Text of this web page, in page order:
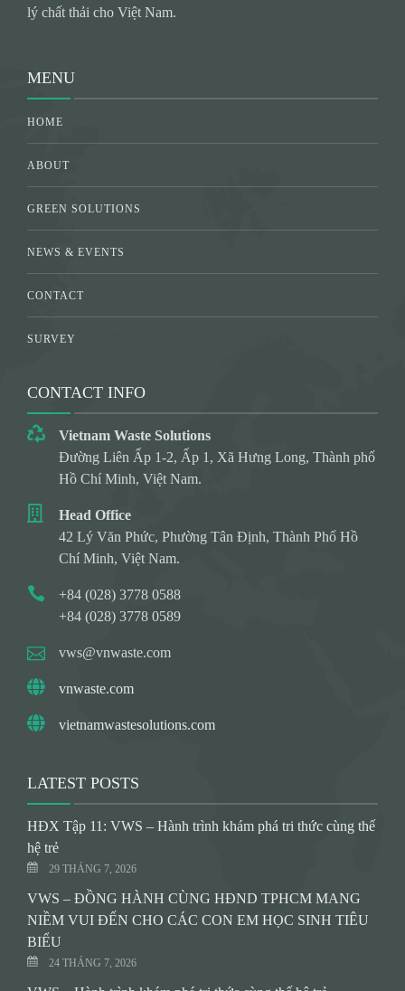
lý chất thải cho Việt Nam.
MENU
HOME
ABOUT
GREEN SOLUTIONS
NEWS & EVENTS
CONTACT
SURVEY
CONTACT INFO
Vietnam Waste Solutions
Đường Liên Ấp 1-2, Ấp 1, Xã Hưng Long, Thành phố
Hồ Chí Minh, Việt Nam.
Head Office
42 Lý Văn Phức, Phường Tân Định, Thành Phố Hồ
Chí Minh, Việt Nam.
+84 (028) 3778 0588
+84 (028) 3778 0589
vws@vnwaste.com
vnwaste.com
vietnamwastesolutions.com
LATEST POSTS
HĐX Tập 11: VWS – Hành trình khám phá tri thức cùng thế
hệ trẻ
29 THÁNG 7, 2026
VWS – ĐỒNG HÀNH CÙNG HĐND TPHCM MANG
NIỀM VUI ĐẾN CHO CÁC CON EM HỌC SINH TIÊU
BIỂU
24 THÁNG 7, 2026